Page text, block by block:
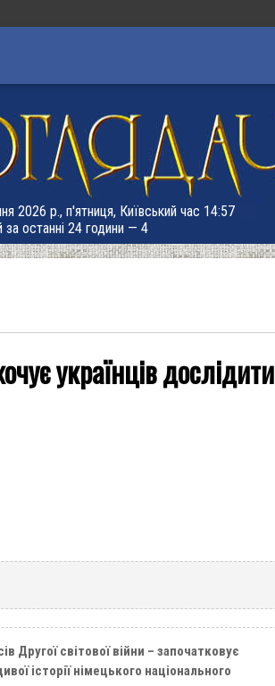
2026 р., п'ятниця, Київський час 14:57
за останні 24 години — 4
українців дослідити
світової війни – започатковує
історії німецького національного